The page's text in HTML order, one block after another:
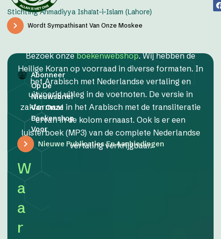
Stichting Ahmadiyya Isha'at-i-Islam (Lahore)
Wordt Sympathisant Van Onze Moskee
Abonneer
Op De
Nieuwsbrief
Van Onze
Boekenshop
Voor
Nieuwe Publicaties En Aanbiedingen
W
a
a
r
Bezoek onzeboekenwebshop. Wij hebben de
Heilige Koran op voorraad in diverse formaten. In
het Arabisch met Nederlandse vertaling en
uitvoerig uitleg in de voetnoten. De versie in
zakformaat in het Arabisch met de transliteratie
ervan in de kolom ernaast. Ook is er een
luisterboek (MP3) van de complete Nederlandse
vertaling verkrijgbaar.